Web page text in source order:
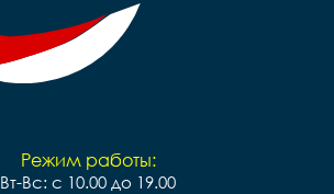
Режим работы:
Вт-Вс: с 10.00 до 19.00